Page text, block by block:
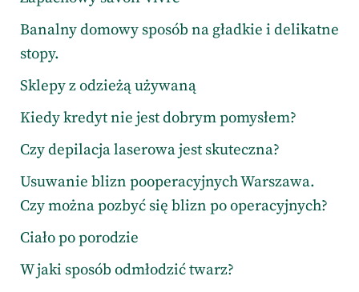
Banalny domowy sposób na gładkie i delikatne
stopy.
Sklepy z odzieżą używaną
Kiedy kredyt nie jest dobrym pomysłem?
Czy depilacja laserowa jest skuteczna?
Usuwanie blizn pooperacyjnych Warszawa.
Czy można pozbyć się blizn po operacyjnych?
Ciało po porodzie
W jaki sposób odmłodzić twarz?